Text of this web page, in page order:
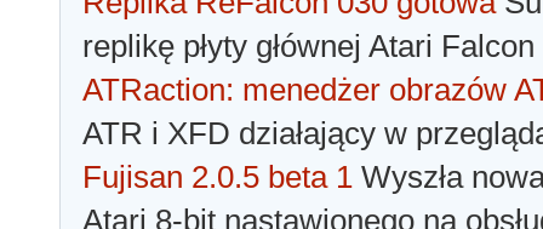
replikę płyty głównej Atari
ATRaction: menedżer obrazów
ATR i XFD działający w
Fujisan 2.0.5 beta 1 Wyszła
Atari 8-bit nastawionego na